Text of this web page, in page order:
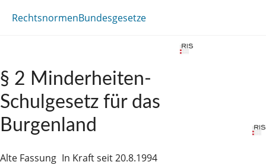
RechtsnormenBundesgesetze
§ 2 Minderheiten-
Schulgesetz für das
Burgenland
Alte Fassung In Kraft seit 20.8.1994